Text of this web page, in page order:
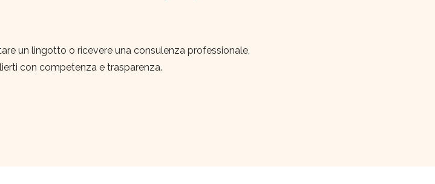
un lingotto o ricevere una consulenza professionale,
con competenza e trasparenza.